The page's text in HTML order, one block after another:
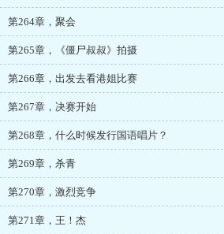
第264章，聚会
第265章，《僵尸叔叔》拍摄
第266章，出发去看港姐比赛
第267章，决赛开始
第268章，什么时候发行国语唱片？
第269章，杀青
第270章，激烈竞争
第271章，王！杰